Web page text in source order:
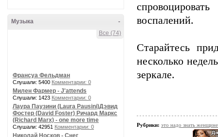
-
Музыка
Все (74)
Франсуа Фельдман
Слушали: 5400 Комментарии: 0
Милен Фармер - J'attends
Слушали: 1423 Комментарии: 0
Лаура Паузини (Laura Pausini)Дэвид
Фостер (David Foster) Ричард Маркс
(Richard Marx) - one more time
Слушали: 42951 Комментарии: 0
Николай Носков - Снег
воспалений.
Старайтесь
несколько
зеркале.
Рубрики: это надо знать